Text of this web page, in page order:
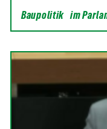
Baupolitik im